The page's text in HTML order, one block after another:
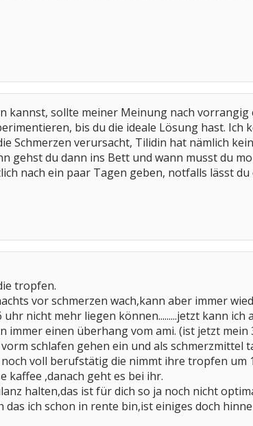
kannst, sollte meiner Meinung nach
bis du die ideale Lösung hast. Ich
Schmerzen verursacht, Tilidin hat nämlich
gehst du dann ins Bett und wann musst du
nach ein paar Tagen geben, notfalls lässt
tropfen.
vor schmerzen wach,kann aber immer
nicht mehr liegen können.........jetzt kann ich
einen überhang vom ami. (ist jetzt mein
schlafen gehen ein und als schmerzmittel
voll berufstätig die nimmt ihre tropfen um
kaffee ,danach geht es bei ihr.
halten,das ist für dich so ja noch nicht
ich schon in rente bin,ist einiges doch